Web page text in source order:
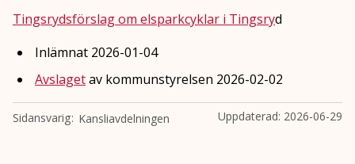
Tingsrydsförslag om elsparkcyklar i Tingsryd
Inlämnat 2026-01-04
Avslagetav kommunstyrelsen 2026-02-02
Kansliavdelningen
Sidansvarig Uppdaterad: 2026-06-29